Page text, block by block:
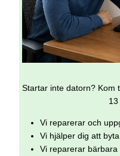
Startar inte datorn? Kom
13
Vi reparerar och
Vi hjälper dig att byta
Vi reparerar bärbara